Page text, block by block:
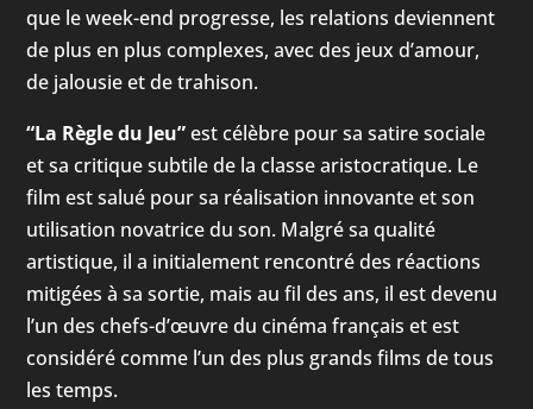
que le week-end progresse, les relations deviennent
de plus en plus complexes, avec des jeux d’amour,
de jalousie et de trahison.
“La Règle du Jeu”est célèbre pour sa satire sociale
et sa critique subtile de la classe aristocratique. Le
film est salué pour sa réalisation innovante et son
utilisation novatrice du son. Malgré sa qualité
artistique, il a initialement rencontré des réactions
mitigées à sa sortie, mais au fil des ans, il est devenu
l’un des chefs-d’œuvre du cinéma français et est
considéré comme l’un des plus grands films de tous
les temps.